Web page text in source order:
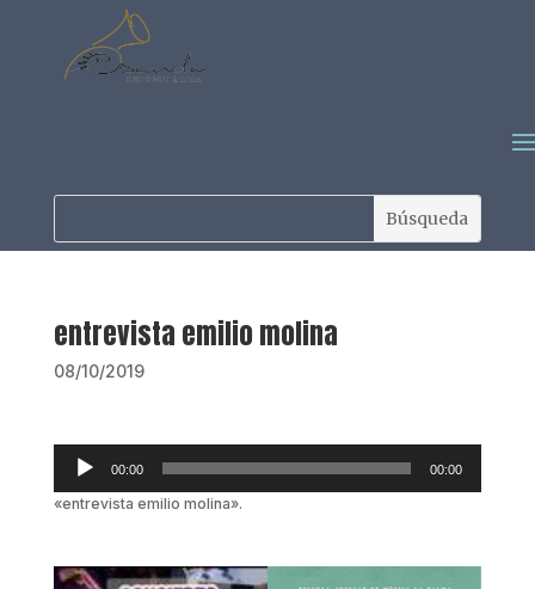
entrevista emilio molina
08/10/2019
Reproductor
audio
00:00 00:00
«entrevista emilio molina».